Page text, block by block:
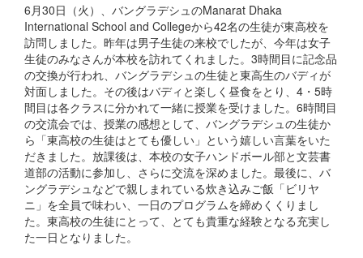
6月30日（火）、バングラデシュのManarat Dhaka
International School and Collegeから42名の生徒が東高校を
訪問しました。昨年は男子生徒の来校でしたが、今年は女子
生徒のみなさんが本校を訪れてくれました。3時間目に記念品
の交換が行われ、バングラデシュの生徒と東高生のバディが
対面しました。その後はバディと楽しく昼食をとり、4・5時
間目は各クラスに分かれて一緒に授業を受けました。6時間目
の交流会では、授業の感想として、バングラデシュの生徒か
ら「東高校の生徒はとても優しい」という嬉しい言葉をいた
だきました。放課後は、本校の女子ハンドボール部と文芸書
道部の活動に参加し、さらに交流を深めました。最後に、バ
ングラデシュなどで親しまれている炊き込みご飯「ビリヤ
ニ」を全員で味わい、一日のプログラムを締めくくりまし
た。東高校の生徒にとって、とても貴重な経験となる充実し
た一日となりました。